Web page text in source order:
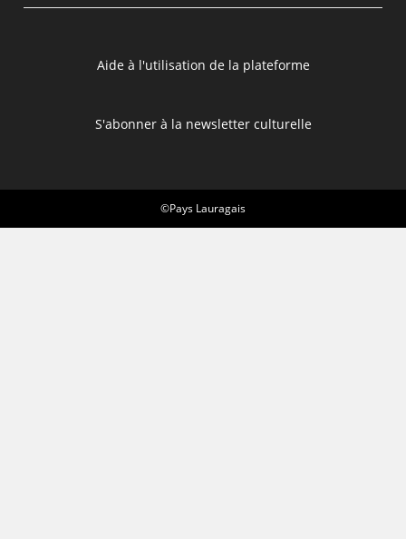
Aide à l'utilisation de la plateforme
S'abonner à la newsletter culturelle
©Pays Lauragais